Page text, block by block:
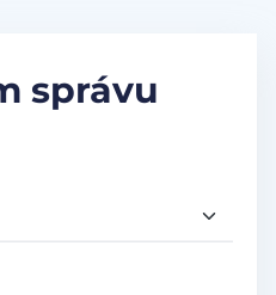
správu